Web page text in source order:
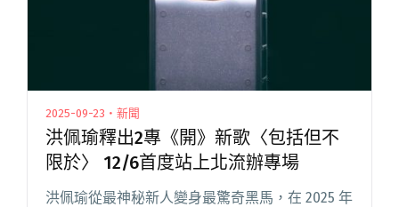
2025-09-23・新聞
洪佩瑜釋出2專《開》新歌〈包括但不
限於〉 12/6首度站上北流辦專場
洪佩瑜從最神秘新人變身最驚奇黑馬，在 2025 年